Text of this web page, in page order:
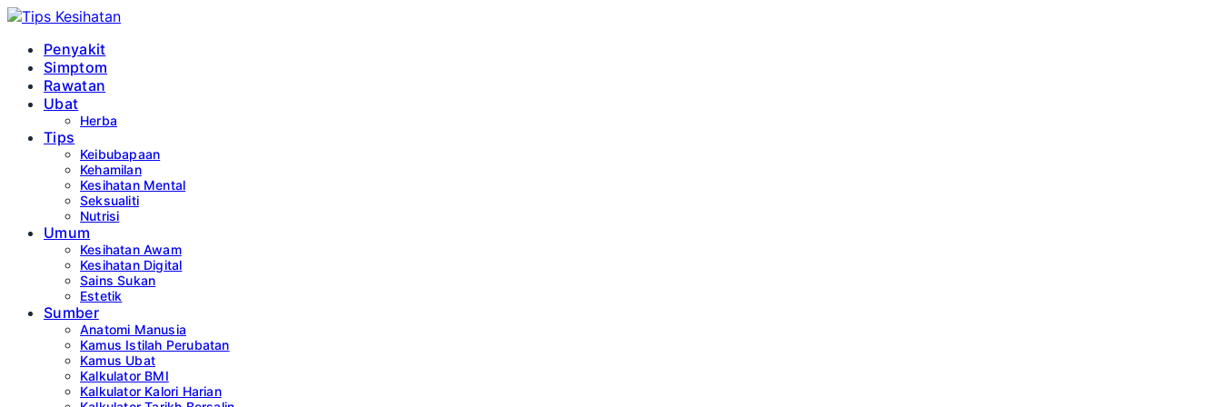
Penyakit
Simptom
Rawatan
Ubat
Herba
Tips
Keibubapaan
Kehamilan
Kesihatan Mental
Seksualiti
Nutrisi
Umum
Kesihatan Awam
Kesihatan Digital
Sains Sukan
Estetik
Sumber
Anatomi Manusia
Kamus Istilah Perubatan
Kamus Ubat
Kalkulator BMI
Kalkulator Kalori Harian